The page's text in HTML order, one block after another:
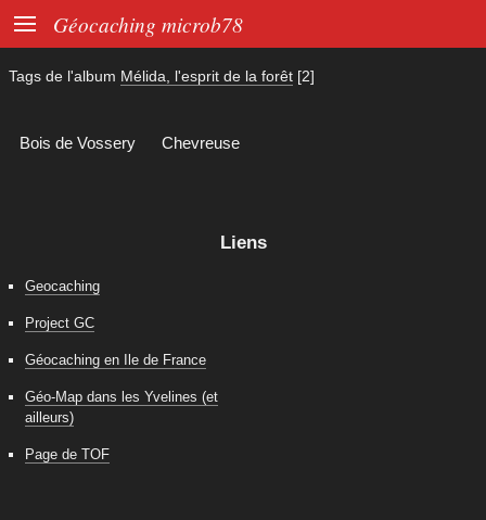
 Géocaching microb78
Tags de l'album Mélida, l'esprit de la forêt [2]
Bois de Vossery Chevreuse
Liens
Geocaching
Project GC
Géocaching en Ile de France
Géo-Map dans les Yvelines (et
ailleurs)
Page de TOF